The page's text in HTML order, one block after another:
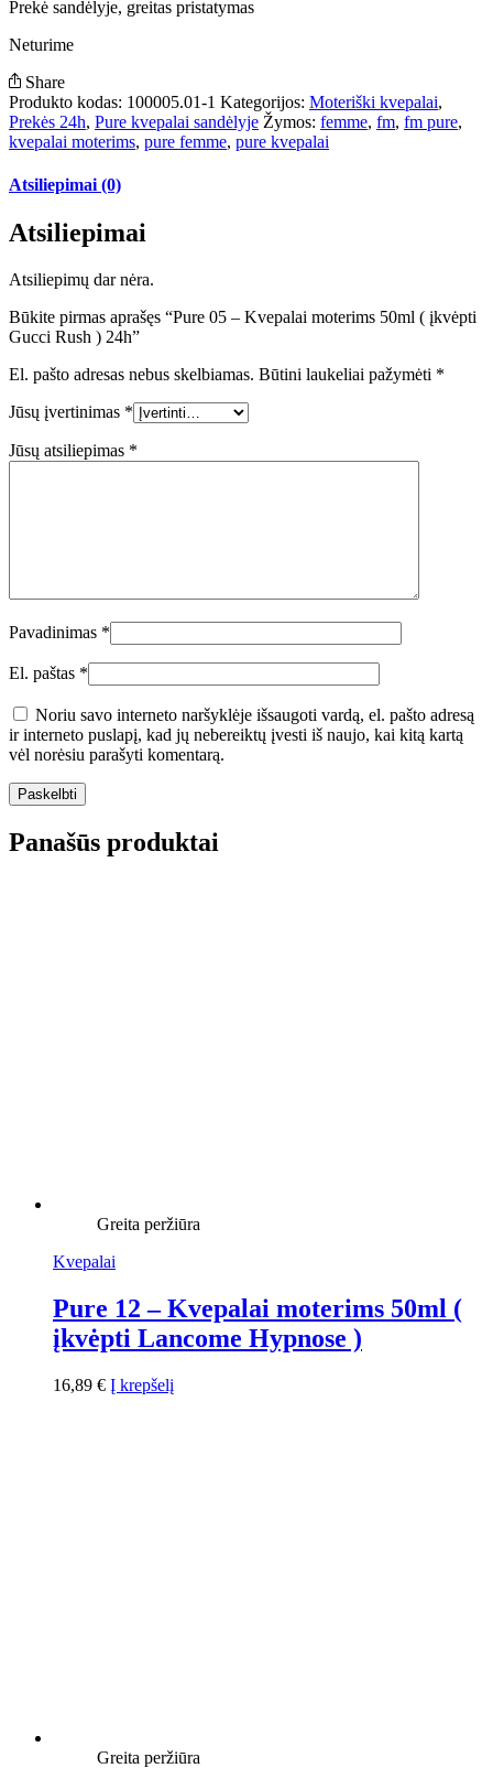
Prekė sandėlyje, greitas pristatymas
Neturime
Share
Produkto kodas: 100005.01-1 Kategorijos: Moteriški kvepalai,
Prekės 24h, Pure kvepalai sandėlyje Žymos: femme, fm, fm pure,
kvepalai moterims, pure femme, pure kvepalai
Atsiliepimai (0)
Atsiliepimai
Atsiliepimų dar nėra.
Būkite pirmas aprašęs “Pure 05 – Kvepalai moterims 50ml ( įkvėpti
Gucci Rush ) 24h”
El. pašto adresas nebus skelbiamas. Būtini laukeliai pažymėti *
Jūsų įvertinimas *
Jūsų atsiliepimas *
Pavadinimas *
El. paštas *
Noriu savo interneto naršyklėje išsaugoti vardą, el. pašto adresą
ir interneto puslapį, kad jų nebereiktų įvesti iš naujo, kai kitą kartą
vėl norėsiu parašyti komentarą.
Panašūs produktai
Greita peržiūra
Kvepalai
Pure 12 – Kvepalai moterims 50ml (
įkvėpti Lancome Hypnose )
16,89 € Į krepšelį
Greita peržiūra